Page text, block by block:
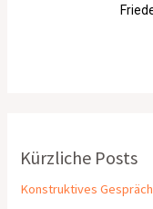
Kürzliche Posts
Konstruktives